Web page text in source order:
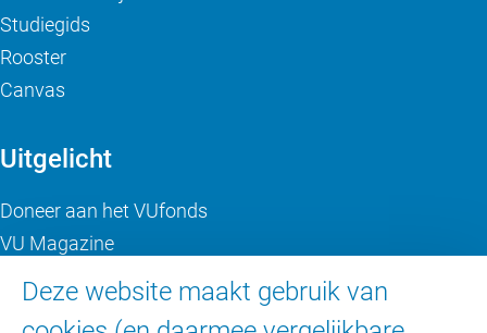
Deze website maakt gebruik van
Studiegids
Rooster
Canvas
Uitgelicht
Doneer aan het VUfonds
VU Magazine